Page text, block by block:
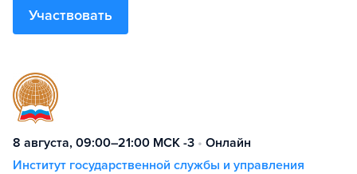
Участвовать
8 августа, 09:00–21:00 МСК -3 • Онлайн
Институт государственной службы и управления